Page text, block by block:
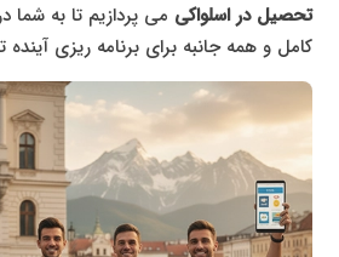
تحصیل در اسلواکی می پردازیم تا به
کامل و همه جانبه برای برنامه ریزی